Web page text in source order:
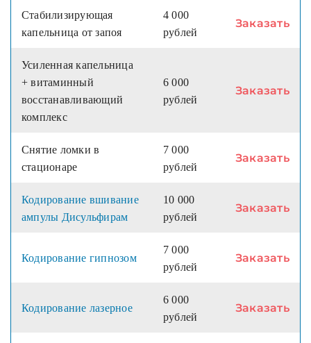
Стабилизирующая
капельница от запоя
4 000
рублей
Заказать
Усиленная капельница
+ витаминный
восстанавливающий
комплекс
6 000
рублей
Заказать
Снятие ломки в
стационаре
7 000
рублей
Заказать
Кодирование вшивание
ампулы Дисульфирам
10 000
рублей
Заказать
Кодирование гипнозом
7 000
рублей
Заказать
Кодирование лазерное
6 000
рублей
Заказать